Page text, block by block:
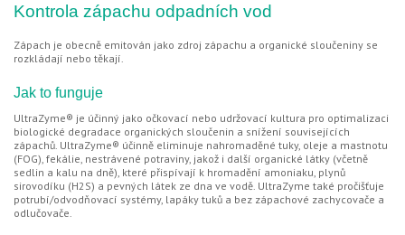
Kontrola zápachu odpadních vod
Zápach je obecně emitován jako zdroj zápachu a organické sloučeniny se
rozkládají nebo těkají.
Jak to funguje
UltraZyme® je účinný jako očkovací nebo udržovací kultura pro optimalizaci
biologické degradace organických sloučenin a snížení souvisejících
zápachů. UltraZyme® účinně eliminuje nahromaděné tuky, oleje a mastnotu
(FOG), fekálie, nestrávené potraviny, jakož i další organické látky (včetně
sedlin a kalu na dně), které přispívají k hromadění amoniaku, plynů
sirovodíku (H2S) a pevných látek ze dna ve vodě. UltraZyme také pročišťuje
potrubí/odvodňovací systémy, lapáky tuků a bez zápachové zachycovače a
odlučovače.